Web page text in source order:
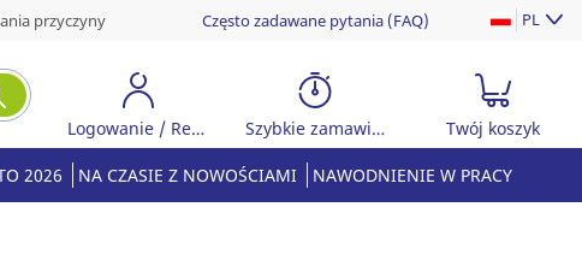
przyczyny Często zadawane pytania (FAQ) PL
Logowanie / Rejestracja Szybkie zamawianie Twój koszyk
2026 NA CZASIE Z NOWOŚCIAMI NAWODNIENIE W PRACY